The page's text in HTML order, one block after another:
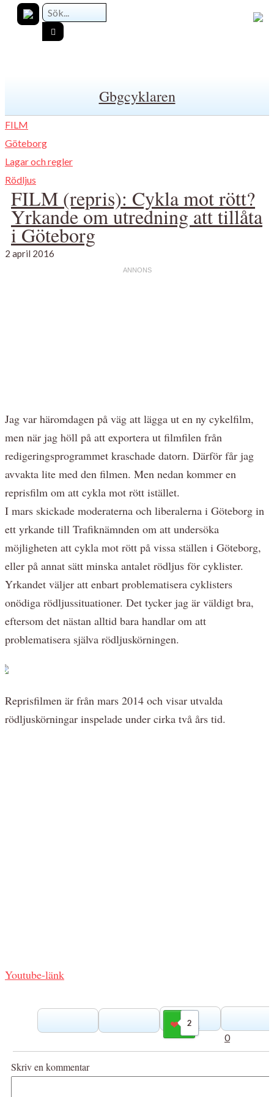
Gbgcyklaren
FILM
Göteborg
Lagar och regler
Rödljus
FILM (repris): Cykla mot rött?
Yrkande om utredning att tillåta
i Göteborg
2 april 2016
Jag var häromdagen på väg att lägga ut en ny cykelfilm,
men när jag höll på att exportera ut filmfilen från
redigeringsprogrammet kraschade datorn. Därför får jag
avvakta lite med den filmen. Men nedan kommer en
reprisfilm om att cykla mot rött istället.
I mars skickade moderaterna och liberalerna i Göteborg in
ett yrkande till Trafiknämnden om att undersöka
möjligheten att cykla mot rött på vissa ställen i Göteborg,
eller på annat sätt minska antalet rödljus för cyklister.
Yrkandet väljer att enbart problematisera cyklisters
onödiga rödljussituationer. Det tycker jag är väldigt bra,
eftersom det nästan alltid bara handlar om att
problematisera själva rödljuskörningen.
Reprisfilmen är från mars 2014 och visar utvalda
rödljuskörningar inspelade under cirka två års tid.
Youtube-länk
2
Gilla
0
Skriv en kommentar